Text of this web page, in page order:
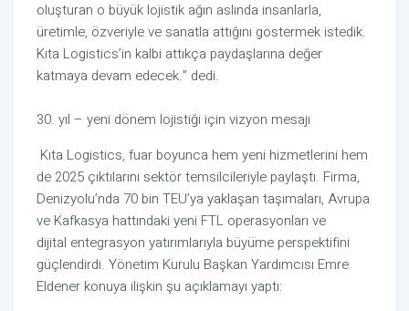
oluşturan o büyük lojistik ağın aslında insanlarla,
üretimle, özveriyle ve sanatla attığını göstermek istedik.
Kıta Logistics’in kalbi attıkça paydaşlarına değer
katmaya devam edecek.” dedi.
30. yıl – yeni dönem lojistiği için vizyon mesajı
Kıta Logistics, fuar boyunca hem yeni hizmetlerini hem
de 2025 çıktılarını sektör temsilcileriyle paylaştı. Firma,
Denizyolu’nda 70 bin TEU’ya yaklaşan taşımaları, Avrupa
ve Kafkasya hattındaki yeni FTL operasyonları ve
dijital entegrasyon yatırımlarıyla büyüme perspektifini
güçlendirdi. Yönetim Kurulu Başkan Yardımcısı Emre
Eldener konuya ilişkin şu açıklamayı yaptı: